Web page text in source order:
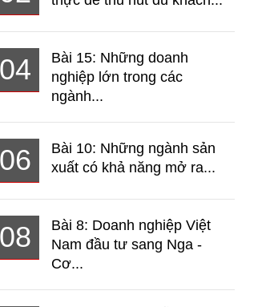
04
Bài 15: Những doanh
nghiệp lớn trong các
ngành...
06
Bài 10: Những ngành sản
xuất có khả năng mở ra...
08
Bài 8: Doanh nghiệp Việt
Nam đầu tư sang Nga -
Cơ...